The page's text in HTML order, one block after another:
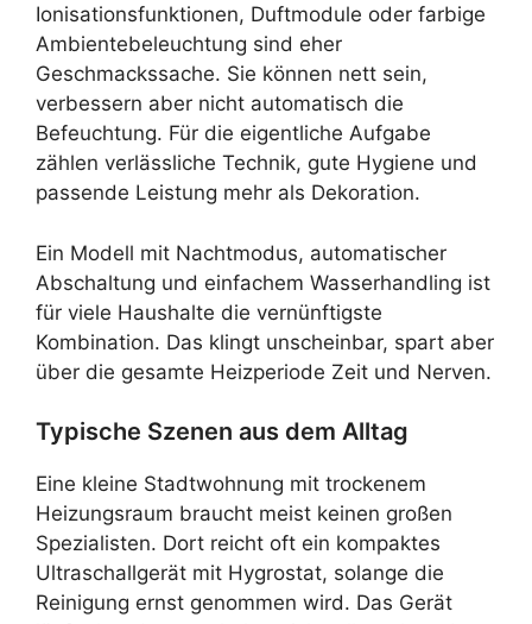
Ionisationsfunktionen, Duftmodule oder farbige
Ambientebeleuchtung sind eher
Geschmackssache. Sie können nett sein,
verbessern aber nicht automatisch die
Befeuchtung. Für die eigentliche Aufgabe
zählen verlässliche Technik, gute Hygiene und
passende Leistung mehr als Dekoration.
Ein Modell mit Nachtmodus, automatischer
Abschaltung und einfachem Wasserhandling ist
für viele Haushalte die vernünftigste
Kombination. Das klingt unscheinbar, spart aber
über die gesamte Heizperiode Zeit und Nerven.
Typische Szenen aus dem Alltag
Eine kleine Stadtwohnung mit trockenem
Heizungsraum braucht meist keinen großen
Spezialisten. Dort reicht oft ein kompaktes
Ultraschallgerät mit Hygrostat, solange die
Reinigung ernst genommen wird. Das Gerät